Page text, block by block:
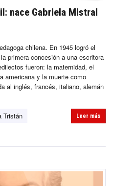
nace Gabriela Mistral
chilena. En 1945 logró el
primera concesión a una escritora
fueron: la maternidad, el
americana y la muerte como
al inglés, francés, italiano, alemán
Tristán
Leer más